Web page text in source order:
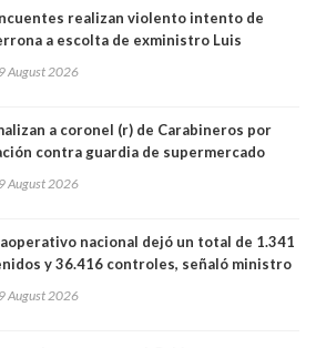
realizan violento intento de
a escolta de exministro Luis
August 2026
a coronel (r) de Carabineros por
contra guardia de supermercado
August 2026
nacional dejó un total de 1.341
y 36.416 controles, señaló ministro
August 2026